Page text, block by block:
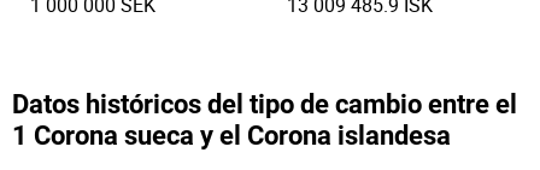
Datos históricos del tipo de cambio entre el
1 Corona sueca y el Corona islandesa